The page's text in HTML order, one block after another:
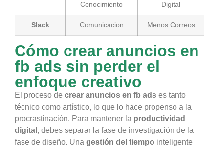
Conocimiento
Digital
Slack Comunicacion Menos Correos
Cómo crear anuncios en
fb ads sin perder el
enfoque creativo
El proceso de crear anuncios en fb ads es tanto
técnico como artístico, lo que lo hace propenso a la
procrastinación. Para mantener la productividad
digital , debes separar la fase de investigación de la
fase de diseño. Una gestión del tiempo inteligente